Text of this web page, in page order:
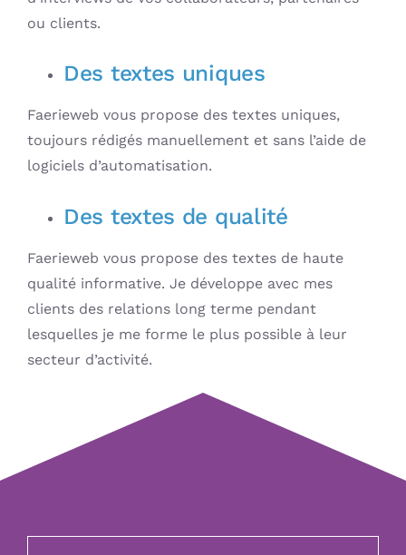
ou clients.
Des textes uniques
Faerieweb vous propose des textes uniques,
toujours rédigés manuellement et sans l’aide de
logiciels d’automatisation.
Des textes de qualité
Faerieweb vous propose des textes de haute
qualité informative. Je développe avec mes
clients des relations long terme pendant
lesquelles je me forme le plus possible à leur
secteur d’activité.